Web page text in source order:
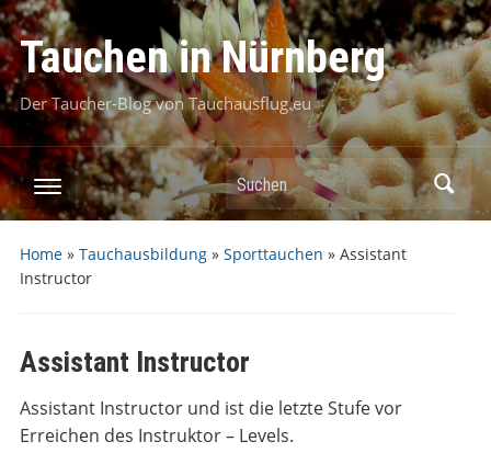
Tauchen in Nürnberg
Der Taucher-Blog von Tauchausflug.eu
Suchen
Home» Tauchausbildung» Sporttauchen » Assistant
Instructor
Assistant Instructor
Assistant Instructor und ist die letzte Stufe vor
Erreichen des Instruktor – Levels.